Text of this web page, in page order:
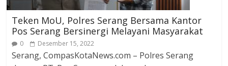
Teken MoU, Polres Serang Bersama Kantor
Pos Serang Bersinergi Melayani Masyarakat
0 Desember 15, 2022
Serang, CompasKotaNews.com – Polres Serang